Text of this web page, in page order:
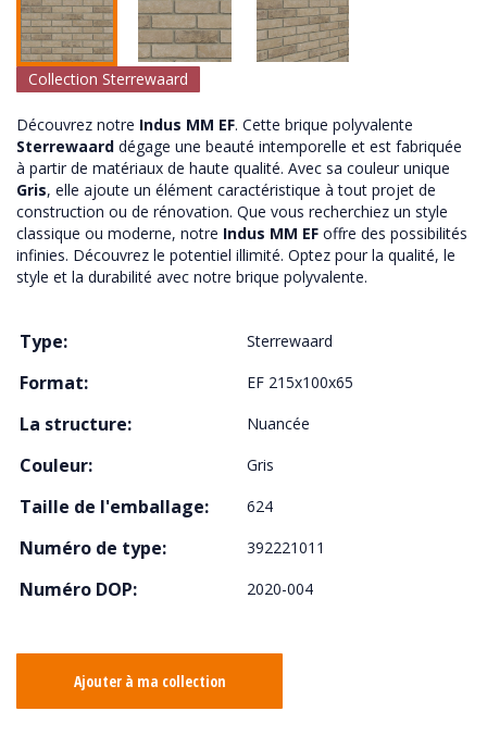
Collection Sterrewaard
Découvrez notre Indus MM EF. Cette brique polyvalente
Sterrewaard dégage une beauté intemporelle et est fabriquée
à partir de matériaux de haute qualité. Avec sa couleur unique
Gris, elle ajoute un élément caractéristique à tout projet de
construction ou de rénovation. Que vous recherchiez un style
classique ou moderne, notre Indus MM EF offre des possibilités
infinies. Découvrez le potentiel illimité. Optez pour la qualité, le
style et la durabilité avec notre brique polyvalente.
Type: Sterrewaard
Format: EF 215x100x65
La structure: Nuancée
Couleur: Gris
Taille de l'emballage: 624
Numéro de type: 392221011
Numéro DOP: 2020-004
Ajouter à ma collection